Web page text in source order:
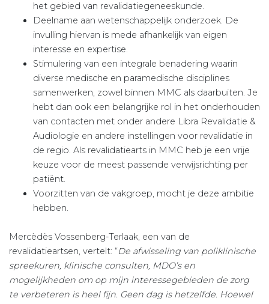
het gebied van revalidatiegeneeskunde.
Deelname aan wetenschappelijk onderzoek. De
invulling hiervan is mede afhankelijk van eigen
interesse en expertise.
Stimulering van een integrale benadering waarin
diverse medische en paramedische disciplines
samenwerken, zowel binnen MMC als daarbuiten. Je
hebt dan ook een belangrijke rol in het onderhouden
van contacten met onder andere Libra Revalidatie &
Audiologie en andere instellingen voor revalidatie in
de regio. Als revalidatiearts in MMC heb je een vrije
keuze voor de meest passende verwijsrichting per
patiënt.
Voorzitten van de vakgroep, mocht je deze ambitie
hebben.
Mercèdès Vossenberg-Terlaak, een van de
revalidatieartsen, vertelt: “De afwisseling van poliklinische
spreekuren, klinische consulten, MDO’s en
mogelijkheden om op mijn interessegebieden de zorg
te verbeteren is heel fijn. Geen dag is hetzelfde. Hoewel